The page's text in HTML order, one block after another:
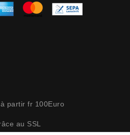
partir fr 100Euro
au SSL